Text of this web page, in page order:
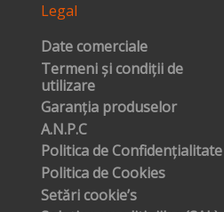
Legal
Date comerciale
Termeni și condiții de
utilizare
Garanția produselor
A.N.P.C
Politica de Confidențialitate
Politica de Cookies
Setări cookie’s